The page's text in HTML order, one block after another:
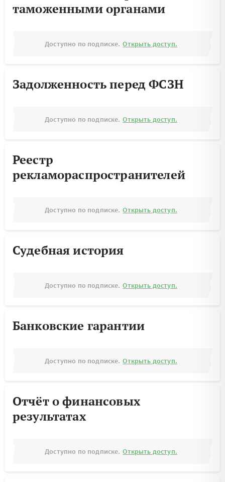
таможенными органами
Доступно по подписке. Открыть доступ.
Задолженность перед ФСЗН
Доступно по подписке. Открыть доступ.
Реестр
рекламораспространителей
Доступно по подписке. Открыть доступ.
Судебная история
Доступно по подписке. Открыть доступ.
Банковские гарантии
Доступно по подписке. Открыть доступ.
Отчёт о финансовых
результатах
Доступно по подписке. Открыть доступ.